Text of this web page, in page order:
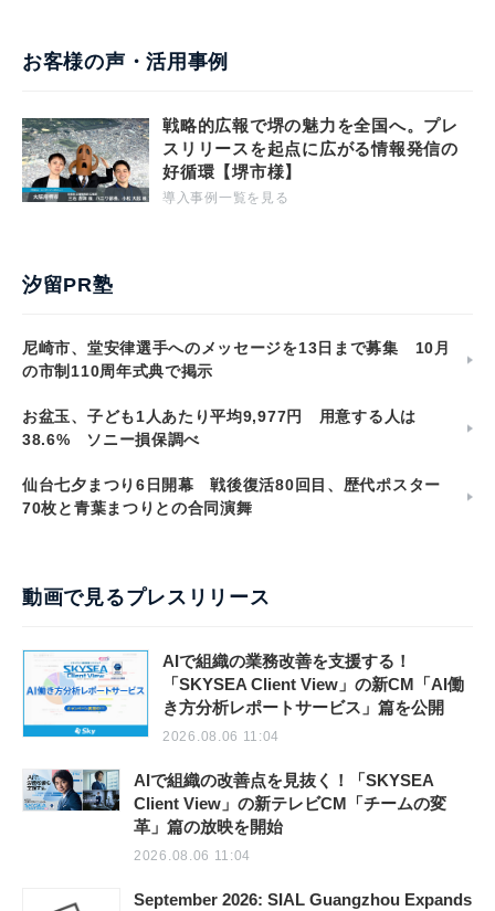
お客様の声・活用事例
戦略的広報で堺の魅力を全国へ。プレ
スリリースを起点に広がる情報発信の
好循環【堺市様】
導入事例一覧を見る
汐留PR塾
尼崎市、堂安律選手へのメッセージを13日まで募集 10月
の市制110周年式典で掲示
お盆玉、子ども1人あたり平均9,977円 用意する人は
38.6% ソニー損保調べ
仙台七夕まつり6日開幕 戦後復活80回目、歴代ポスター
70枚と青葉まつりとの合同演舞
動画で見るプレスリリース
AIで組織の業務改善を支援する！
「SKYSEA Client View」の新CM「AI働
き方分析レポートサービス」篇を公開
2026.08.06 11:04
AIで組織の改善点を見抜く！「SKYSEA
Client View」の新テレビCM「チームの変
革」篇の放映を開始
2026.08.06 11:04
September 2026: SIAL Guangzhou Expands